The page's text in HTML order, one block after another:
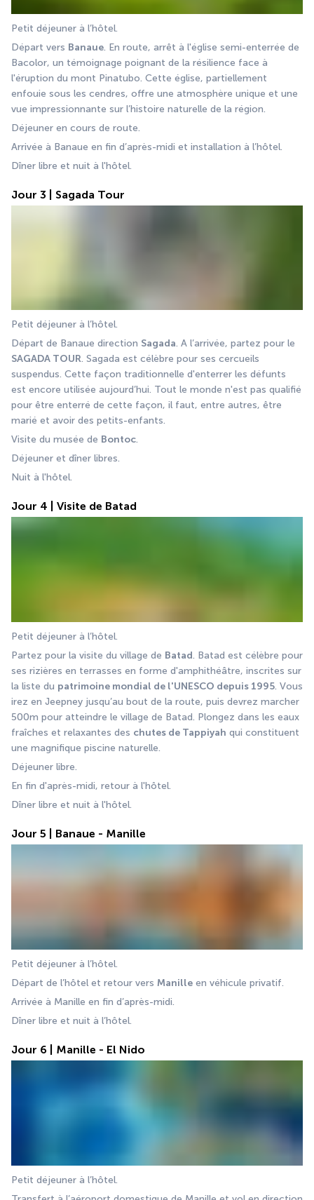
Petit déjeuner à l’hôtel.
Départ vers Banaue. En route, arrêt à l'église semi-enterrée de
Bacolor, un témoignage poignant de la résilience face à
l'éruption du mont Pinatubo. Cette église, partiellement
enfouie sous les cendres, offre une atmosphère unique et une
vue impressionnante sur l’histoire naturelle de la région.
Déjeuner en cours de route.
Arrivée à Banaue en fin d’après-midi et installation à l’hôtel.
Dîner libre et nuit à l'hôtel.
Jour 3 | Sagada Tour
Petit déjeuner à l’hôtel.
Départ de Banaue direction Sagada
SAGADA TOUR. Sagada est célèbre pour ses cercueils
suspendus. Cette façon traditionnelle d'enterrer les défunts
est encore utilisée aujourd’hui. Tout le monde n'est pas qualifié
pour être enterré de cette façon, il faut, entre autres, être
marié et avoir des petits-enfants.
Visite du musée de Bontoc.
Déjeuner et dîner libres.
Nuit à l'hôtel.
Jour 4 | Visite de Batad
Petit déjeuner à l’hôtel.
Partez pour la visite du village de Batad. Batad est célèbre pour
ses rizières en terrasses en forme d'amphithéâtre, inscrites sur
la liste du patrimoine mondial de l'UNESCO depuis 1995. Vous
irez en Jeepney jusqu’au bout de la route, puis devrez marcher
500m pour atteindre le village de Batad. Plongez dans les eaux
fraîches et relaxantes des chutes de Tappiyah qui constituent
une magnifique piscine naturelle.
Déjeuner libre.
En fin d'après-midi, retour à l'hôtel.
Dîner libre et nuit à l'hôtel.
Jour 5 | Banaue - Manille
Petit déjeuner à l’hôtel.
Départ de l’hôtel et retour vers Manille en véhicule privatif.
Arrivée à Manille en fin d’après-midi.
Dîner libre et nuit à l’hôtel.
Jour 6 | Manille - El Nido
Petit déjeuner à l’hôtel.